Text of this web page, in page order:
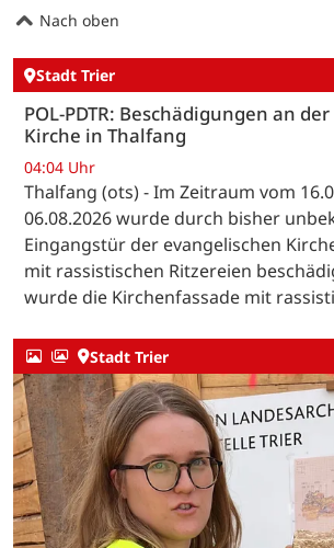
Nach oben
Stadt Trier
POL-PDTR: Beschädigungen an
Kirche in Thalfang
04:04 Uhr
Thalfang (ots) - Im Zeitraum vom
06.08.2026 wurde durch bisher
Eingangstür der evangelischen
mit rassistischen Ritzereien
wurde die Kirchenfassade mit
Stadt Trier